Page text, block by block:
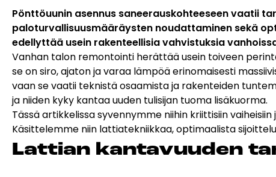
VARAAVAT TAKAT
PÖNTTÖ -JA
KAAKELIUUNIT
JULKISIVUTIILET TIILILAATAT
Varaavat takat
Pönttö -ja kaakeliuunit
Leivin -ja lämpiöuunit
Hellat
Kiertoilmatakat ja kamiinat
Grillit ja pihakeittiöt
Kiukaat
Hormit
Esitteet, hinnastot ja ohjeet
Tiililaatat
Tiilityökalu
Esitteet
Pönttöuunin asennus saneerauskohteeseen vaatii
paloturvallisuusmääräysten noudattaminen sekä
edellyttää usein rakenteellisia vahvistuksia
Vanhan talon remontointi herättää usein toiveen
se on siro, ajaton ja varaa lämpöä erinomaisesti
vaan se vaatii teknistä osaamista ja rakenteiden
ja niiden kyky kantaa uuden tulisijan tuoma lisäkuorma.
Tässä artikkelissa syvennymme niihin kriittisiin
Käsittelemme niin lattiatekniikkaa, optimaalista
Lat­tian kan­ta­vuu­den